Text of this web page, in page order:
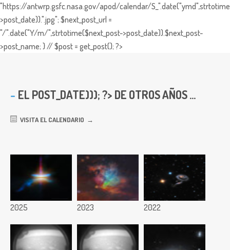
"https://antwrp.gsfc.nasa.gov/apod/calendar/
>post_date)).".jpg"; $next_post_url =
"/".date("Y/m/",strtotime($next_post->post_date)).$next_post-
>post_name; } // $post = get_post(); ?>
EL POST_DATE))); ?> DE OTROS AÑOS ...
VISITA EL CALENDARIO
2025 2023 2022